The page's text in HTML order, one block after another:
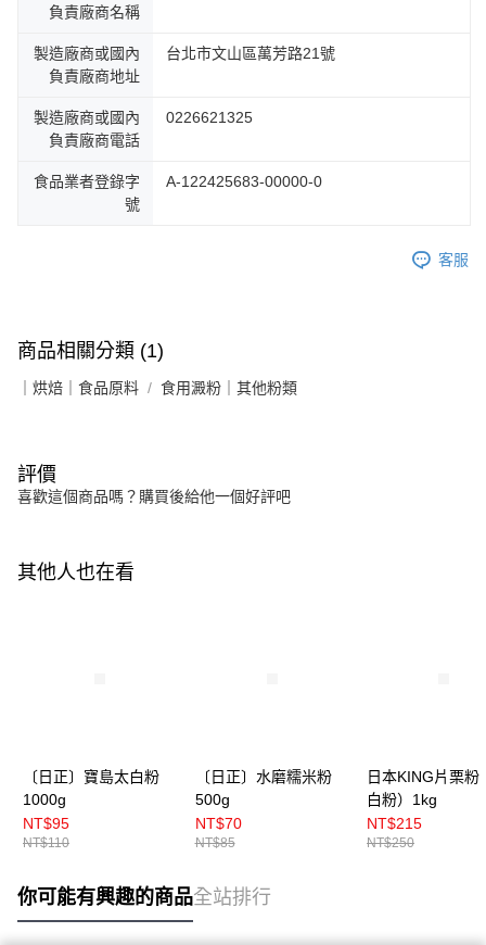
負責廠商名稱
製造廠商或國內
負責廠商地址
台北市文山區萬芳路21號
製造廠商或國內
負責廠商電話
0226621325
食品業者登錄字
號
A-122425683-00000-0
客服
商品相關分類 (1)
｜烘焙｜食品原料 食用澱粉｜其他粉類
評價
喜歡這個商品嗎？購買後給他一個好評吧
其他人也在看
〔日正〕寶島太白粉
1000g
NT$95
NT$110
〔日正〕水磨糯米粉
500g
NT$70
NT$85
日本KING片栗粉
白粉）1kg
NT$215
NT$250
你可能有興趣的商品全站排行